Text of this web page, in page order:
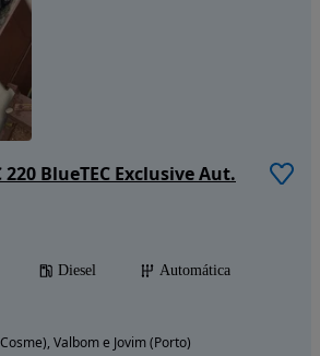
220 BlueTEC Exclusive Aut.
Diesel
Automática
Valbom e Jovim (Porto)